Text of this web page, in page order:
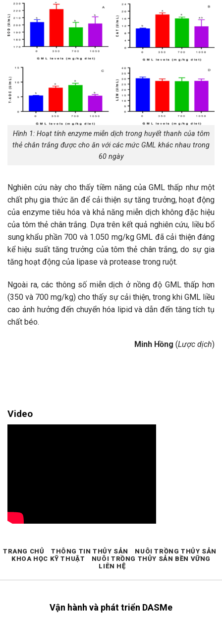
Hình 1: Hoạt tính enzyme miễn dịch trong huyết thanh của tôm
thẻ chân trắng được cho ăn với các mức GML khác nhau trong
60 ngày
Nghiên cứu này cho thấy tiềm năng của GML thấp như một
chất phụ gia thức ăn để cải thiện sự tăng trưởng, hoạt động
của enzyme tiêu hóa và khả năng miễn dịch không đặc hiệu
của tôm thẻ chân trắng. Dựa trên kết quả nghiên cứu, liều bổ
sung khẩu phần 700 và 1.050 mg/kg GML đã cải thiện đáng
kể hiệu suất tăng trưởng của tôm thẻ chân trắng, do sự gia
tăng hoạt động của lipase và protease trong ruột.
Ngoài ra, các thông số miễn dịch ở nồng độ GML thấp hơn
(350 và 700 mg/kg) cho thấy sự cải thiện, trong khi GML liều
cao ảnh hưởng đến chuyển hóa lipid và dẫn đến tăng tích tụ
chất béo.
Minh Hồng (Lược dịch)
Video
Vận hành và phát triển DASMe
TRANG CHỦ THÔNG TIN THỦY SẢN
NUÔI TRỒNG THỦY SẢN
KHOA HỌC KỸ THUẬT
NUÔI TRỒNG THỦY SẢN BỀN VỮNG
LIÊN HỆ